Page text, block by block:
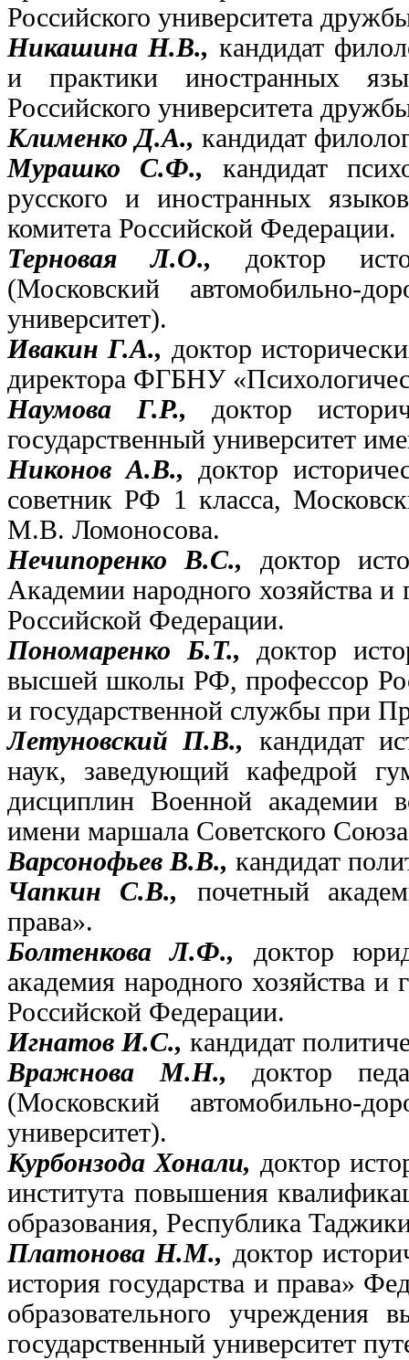
Российского университета
Никашина Н.В., кандидат
и практики иностранных
Российского университета
Клименко Д.А., кандидат
Мурашко С.Ф., кандидат
русского и иностранных
комитета Российской Федерации.
Терновая Л.О., доктор
(Московский автомобильно-
университет).
Ивакин Г.А., доктор
директора ФГБНУ
Наумова Г.Р., доктор
государственный университет
Никонов А.В., доктор
советник РФ 1 класса,
М.В. Ломоносова.
Нечипоренко В.С., доктор
Академии народного хозяйства
Российской Федерации.
Пономаренко Б.Т., доктор
высшей школы РФ, профессор
и государственной службы при
Летуновский П.В., кандидат
наук, заведующий кафедрой
дисциплин Военной
имени маршала Советского
Варсонофьев В.В., кандидат
Чапкин С.В., почетный
права».
Болтенкова Л.Ф., доктор
академия народного хозяйства
Российской Федерации.
Игнатов И.С., кандидат
Вражнова М.Н., доктор
(Московский автомобильно-
университет).
Курбонзода Хонали, доктор
института повышения
образования, Республика
Платонова Н.М., доктор
история государства и права»
образовательного учреждения
государственный университет